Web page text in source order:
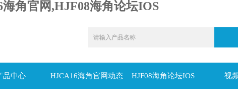
角官网,HJF08海角论坛IOS
品中心 HJCA16海角官网动态 HJF08海角论坛IOS 视